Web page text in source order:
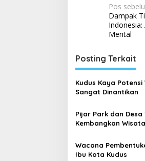
N
a
v
i
g
a
s
i
p
s
Pos
Dampak
Mental
Posting Terkait
Kudus Kaya
Sangat Dinantikan
Pijar Park dan
Kembangkan
Wacana
Ibu Kota Kudus